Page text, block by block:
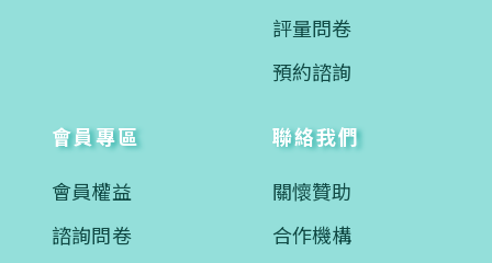
評量問卷
預約諮詢
會員專區
會員權益
諮詢問卷
聯絡我們
關懷贊助
合作機構